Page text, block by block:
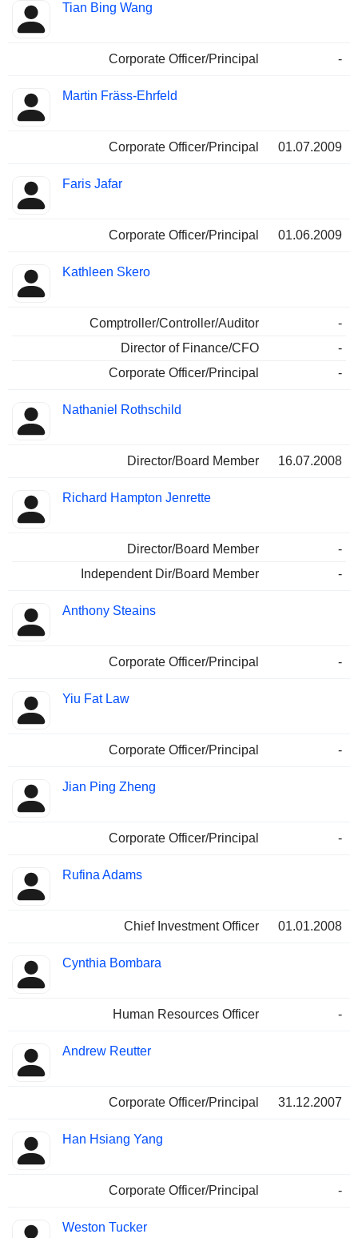
Tian Bing Wang
Corporate Officer/Principal -
Martin Fräss-Ehrfeld
Corporate Officer/Principal 01.07.2009
Faris Jafar
Corporate Officer/Principal 01.06.2009
Kathleen Skero
Comptroller/Controller/Auditor
-
Director of Finance/CFO
-
Corporate Officer/Principal
-
Nathaniel Rothschild
Director/Board Member 16.07.2008
Richard Hampton Jenrette
Director/Board Member
-
Independent Dir/Board Member
-
Anthony Steains
Corporate Officer/Principal -
Yiu Fat Law
Corporate Officer/Principal -
Jian Ping Zheng
Corporate Officer/Principal -
Rufina Adams
Chief Investment Officer 01.01.2008
Cynthia Bombara
Human Resources Officer -
Andrew Reutter
Corporate Officer/Principal 31.12.2007
Han Hsiang Yang
Corporate Officer/Principal -
Weston Tucker